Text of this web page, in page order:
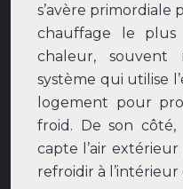
s’avère primordiale
chauffage le plus
chaleur, souvent
système qui utilise
logement pour
froid. De son côté,
capte l’air
refroidir à l’intérieur